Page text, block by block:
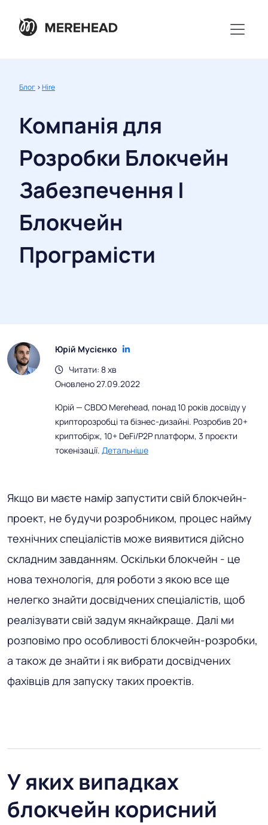
Блог >Hire
Компанія для
Розробки Блокчейн
Забезпечення |
Блокчейн
Програмісти
Юрій Мусієнко
Читати: 8 хв
Оновлено 27.09.2022
Юрій — CBDO Merehead, понад 10 років досвіду у
крипторозробці та бізнес-дизайні. Розробив 20+
криптобірж, 10+ DeFi/P2P платформ, 3 проєкти
токенізації. Детальніше
Якщо ви маєте намір запустити свій блокчейн-
проект, не будучи розробником, процес найму
технічних спеціалістів може виявитися дійсно
складним завданням. Оскільки блокчейн - це
нова технологія, для роботи з якою все ще
нелегко знайти досвідчених спеціалістів, щоб
реалізувати свій задум якнайкраще. Далі ми
розповімо про особливості блокчейн-розробки,
а також де знайти і як вибрати досвідчених
фахівців для запуску таких проектів.
У яких випадках
блокчейн корисний